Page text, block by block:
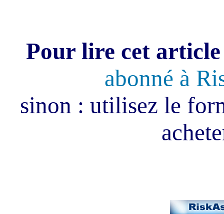
Pour lire cet
abonné à
sinon : utilisez le